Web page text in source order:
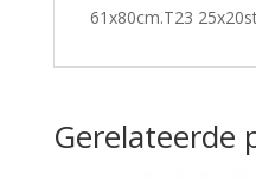
61x80cm.T23
Gerelateerde